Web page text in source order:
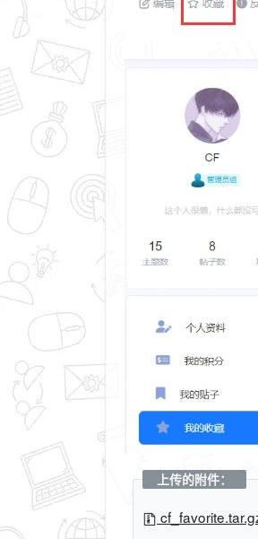
上传的附件：